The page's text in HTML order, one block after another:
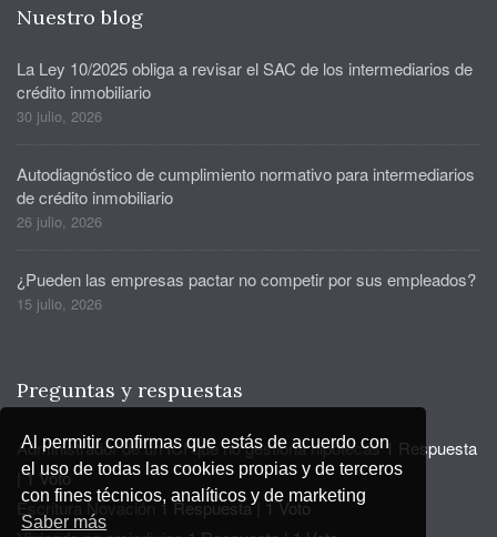
Al permitir confirmas que estás de acuerdo con
el uso de todas las cookies propias y de terceros
con fines técnicos, analíticos y de marketing
Saber más
Nuestro blog
La Ley 10/2025 obliga a revisar el SAC de los intermediarios de
crédito inmobiliario
30 julio, 2026
Autodiagnóstico de cumplimiento normativo para intermediarios
de crédito inmobiliario
26 julio, 2026
¿Pueden las empresas pactar no competir por sus empleados?
15 julio, 2026
Preguntas y respuestas
Administrador de un ICI que no gestiona hipotecas 1 Respuesta
|1 Voto
Escritura Novación1 Respuesta| 1 Voto